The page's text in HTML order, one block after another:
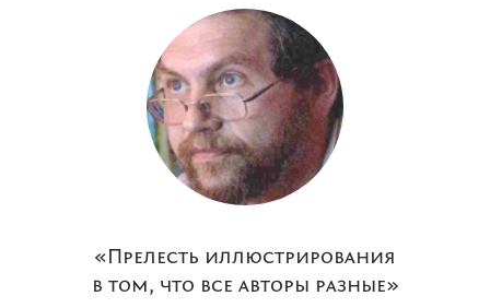
«Прелесть иллюстрирования
в том, что все авторы разные»